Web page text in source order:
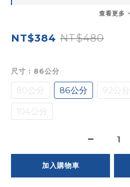
查看更多
NT$384 NT$480
尺寸 : 86公分
80公分 86公分 92公分
104公分
加入購物車